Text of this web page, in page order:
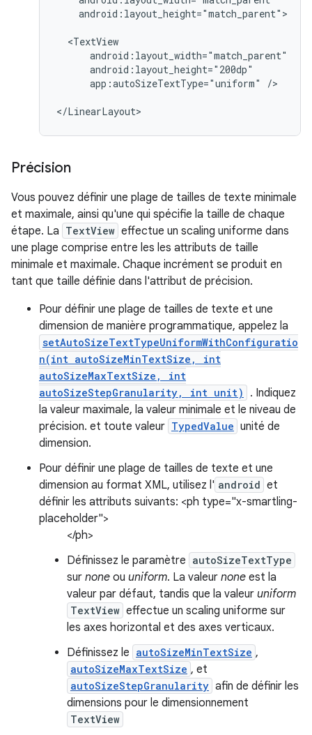
android:layout_height="match_parent">
app:autoSizeTextType="uniform"
/>
</LinearLayout>
Précision
Vous pouvez définir une plage de tailles de texte minimale
et maximale, ainsi qu'une qui spécifie la taille de chaque
étape. La TextView effectue un scaling uniforme dans
une plage comprise entre les les attributs de taille
minimale et maximale. Chaque incrément se produit en
tant que taille définie dans l'attribut de précision.
Pour définir une plage de tailles de texte et une
dimension de manière programmatique, appelez la
setAutoSizeTextTypeUniformWithConfiguratio
n(int autoSizeMinTextSize, int
autoSizeMaxTextSize, int
autoSizeStepGranularity, int unit)
. Indiquez
la valeur maximale, la valeur minimale et le niveau de
précision. et toute valeur TypedValue unité de
dimension.
Pour définir une plage de tailles de texte et une
dimension au format XML, utilisez l' android et
définir les attributs suivants: <ph type="x-smartling-
placeholder">
</ph>
Définissez le paramètre autoSizeTextType
sur none ou uniform. La valeur none est la
valeur par défaut, tandis que la valeur uniform
TextView effectue un scaling uniforme sur
les axes horizontal et des axes verticaux.
Définissez le autoSizeMinTextSize ,
autoSizeMaxTextSize , et
autoSizeStepGranularity afin de définir les
dimensions pour le dimensionnement
TextView